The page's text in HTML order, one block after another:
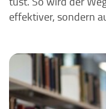
effektiver, sondern